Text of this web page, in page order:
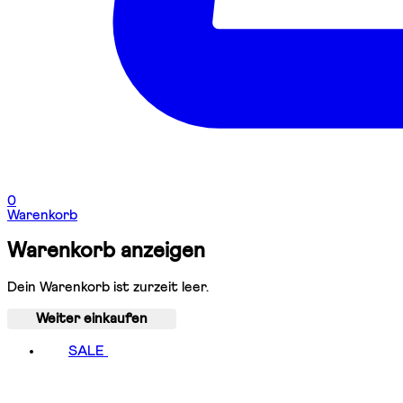
0
Warenkorb
Warenkorb anzeigen
Dein Warenkorb ist zurzeit leer.
Weiter einkaufen
SALE